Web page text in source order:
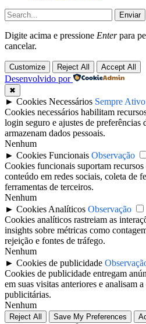
Enviar
Digite acima e pressione Enterpara
cancelar.
Customize Reject All Accept All
Desenvolvido por
✖
► Cookies Necessários Sempre Ativo
Cookies necessários habilitam
login seguro e ajustes de preferências
armazenam dados pessoais.
Nenhum
► Cookies Funcionais Observação
Cookies funcionais suportam
conteúdo em redes sociais, coleta de
ferramentas de terceiros.
Nenhum
► Cookies Analíticos Observação
Cookies analíticos rastreiam as
insights sobre métricas como
rejeição e fontes de tráfego.
Nenhum
► Cookies de publicidade
Cookies de publicidade entregam
em suas visitas anteriores e analisam
publicitárias.
Nenhum
Reject All Save My Preferences